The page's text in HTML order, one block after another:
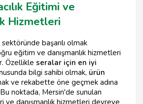
Eğitimi ve
Hizmetleri
sektöründe başarılı olmak
eğitim ve danışmanlık hizmetleri
Özellikle seralar için en iyi
bilgi sahibi olmak, ürün
ve rekabette öne geçmek adına
Bu noktada, Mersin'de sunulan